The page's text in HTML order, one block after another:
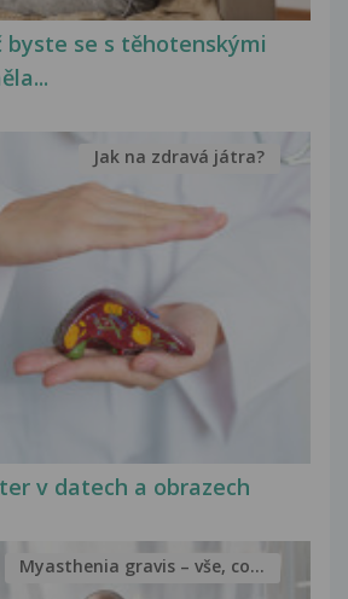
byste se s těhotenskými
v datech a obrazech
Jak na zdravá játra?
Myasthenia gravis – vše, co...